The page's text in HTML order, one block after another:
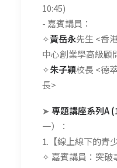
10:45)
- 嘉賓講員：
✧黃岳永先生 <香
中心創業學高級顧
✧朱子穎校長 <德
長>
➤專題講座系列A
一）：
1.【線上線下的青
✧ 嘉賓講員：突破